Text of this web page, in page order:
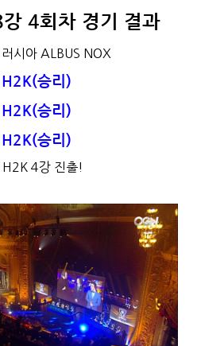
4회차 경기 결과
시아 ALBUS NOX
H2K(승리)
H2K(승리)
H2K(승리)
4강 진출!